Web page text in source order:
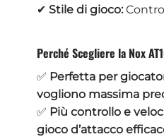
✔ Stile di gioco:
Perché Scegliere la Nox
✅ Perfetta per
vogliono massima
✅ Più controllo e
gioco d’attacco